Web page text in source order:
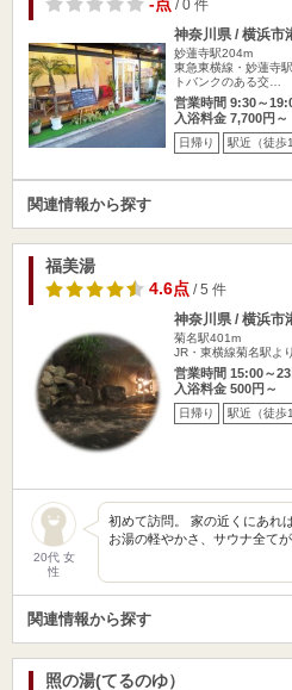
-点/ 0 件
神奈川県 / 横浜市
妙蓮寺駅204m
東急東横線・妙蓮寺
トバンクのある交…
営業時間 9:30～
入浴料金 7,700円～
日帰り 駅近（徒歩
関連情報から探す
福美湯
4.6点/ 5 件
神奈川県 / 横浜市
菊名駅401m
JR・東横線菊名駅よ
営業時間 15:00～
入浴料金 500円～
日帰り 駅近（徒歩
20代 女
性
初めて訪問。 家の近くにあれ
お湯の軽やかさ、サウナ全て
関連情報から探す
照の湯(てるのゆ）